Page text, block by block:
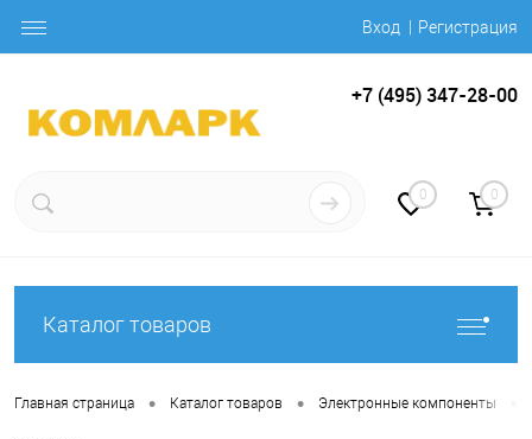
Вход Регистрация
+7 (495) 347-28-00
0 0
Каталог товаров
Главная страница • Каталог товаров • Электронные компоненты